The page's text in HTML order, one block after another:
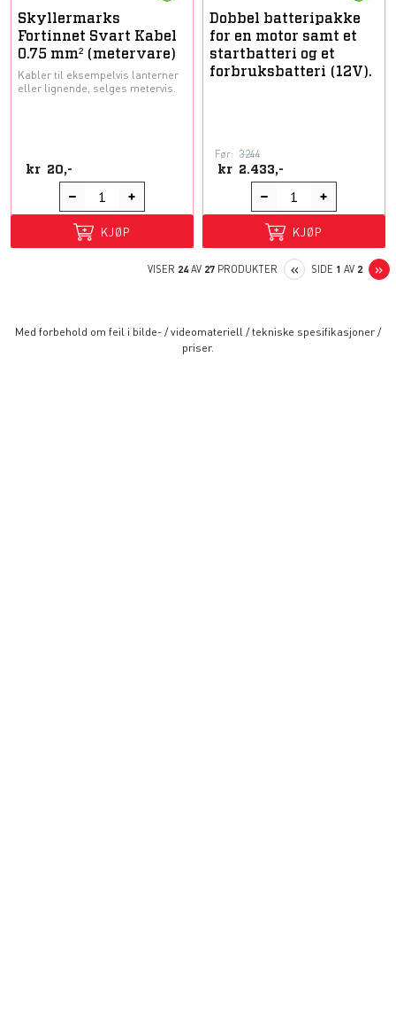
Skyllermarks
Fortinnet Svart Kabel
0.75 mm² (metervare)
Kabler til eksempelvis lanterner
eller lignende, selges metervis.
kr 20,-
KJØP
Dobbel batteripakke
for en motor samt et
startbatteri og et
forbruksbatteri (12V).
Før: 3244
kr 2.433,-
KJØP
VISER 24AV 27 PRODUKTER «PREVIOUS
SIDE 1 AV 2 »
Med forbehold om feil i bilde- / videomateriell / tekniske spesifikasjoner /
priser.